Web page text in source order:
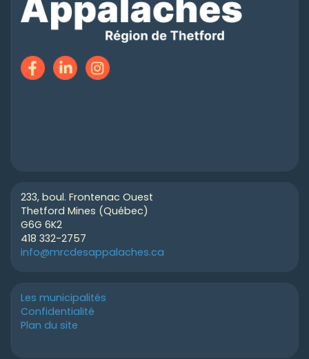
233, boul. Frontenac Ouest
Thetford Mines (Québec)
G6G 6K2
418 332-2757
info@mrcdesappalaches.ca
Les municipalités
Confidentialité
Plan du site